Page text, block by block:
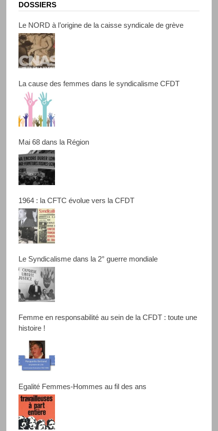
DOSSIERS
Le NORD à l’origine de la caisse syndicale de grève
La cause des femmes dans le syndicalisme CFDT
Mai 68 dans la Région
1964 : la CFTC évolue vers la CFDT
Le Syndicalisme dans la 2° guerre mondiale
Femme en responsabilité au sein de la CFDT : toute une
histoire !
Egalité Femmes-Hommes au fil des ans